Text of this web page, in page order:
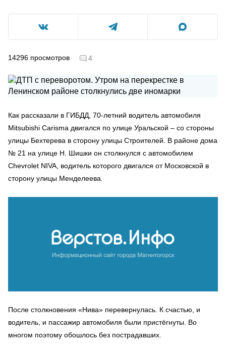
14296 просмотров 4
Как рассказали в ГИБДД, 70-летний водитель автомобиля
Mitsubishi Carisma двигался по улице Уральской – со стороны
улицы Бехтерева в сторону улицы Строителей. В районе дома
№ 21 на улице Н. Шишки он столкнулся с автомобилем
Chevrolet NIVA, водитель которого двигался от Московской в
сторону улицы Менделеева.
После столкновения «Нива» перевернулась. К счастью, и
водитель, и пассажир автомобиля были пристёгнуты. Во
многом поэтому обошлось без пострадавших.